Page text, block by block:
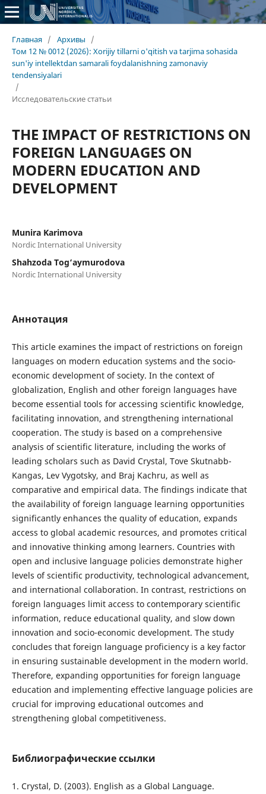
Главная / Архивы
/
Том 12 № 0012 (2026): Xorijiy tillarni o'qitish va tarjima sohasida
sun'iy intellektdan samarali foydalanishning zamonaviy
tendensiyalari
/
Исследовательские статьи
THE IMPACT OF RESTRICTIONS ON
FOREIGN LANGUAGES ON
MODERN EDUCATION AND
DEVELOPMENT
Munira Karimova
Nordic International University
Shahzoda Tog‘aymurodova
Nordic International University
Аннотация
This article examines the impact of restrictions on foreign
languages on modern education systems and the socio-
economic development of society. In the context of
globalization, English and other foreign languages have
become essential tools for accessing scientific knowledge,
facilitating innovation, and strengthening international
cooperation. The study is based on a comprehensive
analysis of scientific literature, including the works of
leading scholars such as David Crystal, Tove Skutnabb-
Kangas, Lev Vygotsky, and Braj Kachru, as well as
comparative and empirical data. The findings indicate that
the availability of foreign language learning opportunities
significantly enhances the quality of education, expands
access to global academic resources, and promotes critical
and innovative thinking among learners. Countries with
open and inclusive language policies demonstrate higher
levels of scientific productivity, technological advancement,
and international collaboration. In contrast, restrictions on
foreign languages limit access to contemporary scientific
information, reduce educational quality, and slow down
innovation and socio-economic development. The study
concludes that foreign language proficiency is a key factor
in ensuring sustainable development in the modern world.
Therefore, expanding opportunities for foreign language
education and implementing effective language policies are
crucial for improving educational outcomes and
strengthening global competitiveness.
Библиографические ссылки
1. Crystal, D. (2003). English as a Global Language.